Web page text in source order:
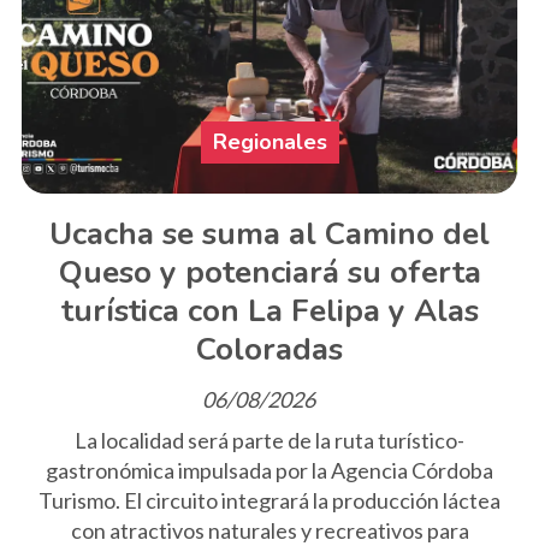
Ucacha se suma al Camino del
Queso y potenciará su oferta
turística con La Felipa y Alas
Coloradas
Regionales
06/08/2026
La localidad será parte de la ruta turístico-
gastronómica impulsada por la Agencia Córdoba
Turismo. El circuito integrará la producción láctea
con atractivos naturales y recreativos para